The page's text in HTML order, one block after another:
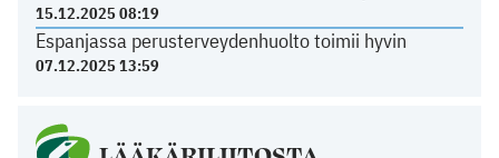
15.12.2025 08:19
Espanjassa perusterveydenhuolto toimii hyvin
07.12.2025 13:59